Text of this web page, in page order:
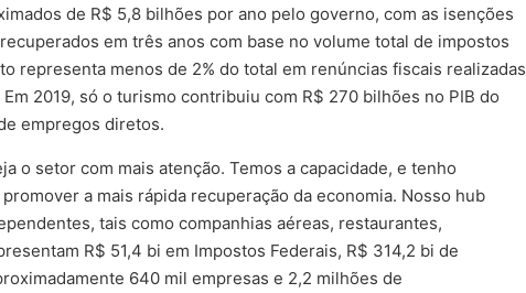
de R$ 5,8 bilhões por ano pelo governo, com as isenções
em três anos com base no volume total de impostos
representa menos de 2% do total em renúncias fiscais realizadas
2019, só o turismo contribuiu com R$ 270 bilhões no PIB do
empregos diretos.
o setor com mais atenção. Temos a capacidade, e tenho
a mais rápida recuperação da economia. Nosso hub
tais como companhias aéreas, restaurantes,
R$ 51,4 bi em Impostos Federais, R$ 314,2 bi de
640 mil empresas e 2,2 milhões de